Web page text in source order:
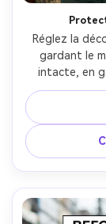
Réglez la
gardant le
intacte, en
pose, en
original,
du